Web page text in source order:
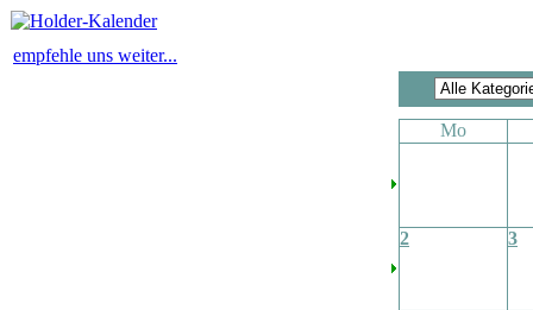
empfehle uns weiter...
Mo
2 3